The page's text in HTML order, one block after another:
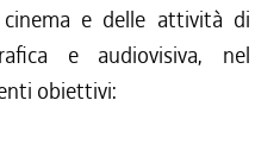
e delle attività di
e audiovisiva, nel
obiettivi: